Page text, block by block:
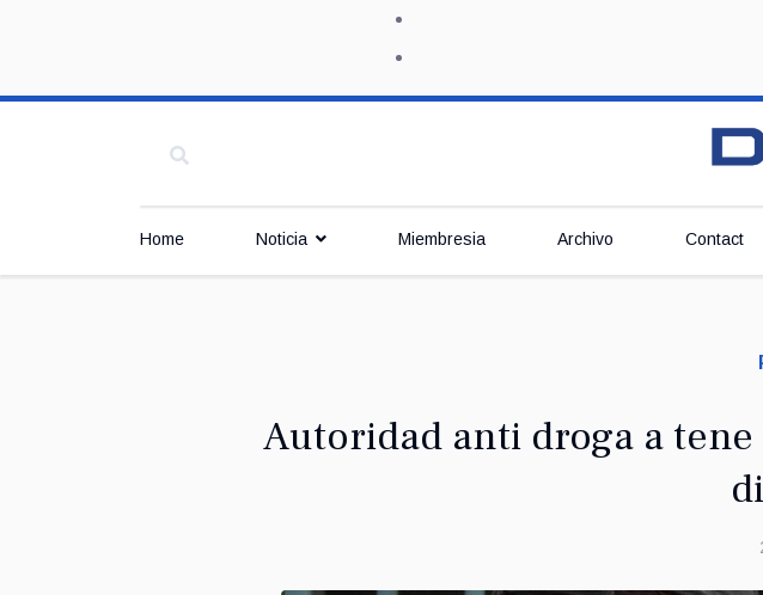
Home Noticia Miembresia Archivo Contact
Autoridad anti droga a